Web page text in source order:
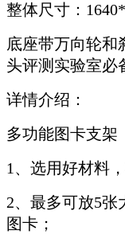
整体尺寸：
底座带万向轮和
头评测实验室必
详情介绍：
多功能图卡支架
1、选用好材料
2、最多可放5张
图卡；